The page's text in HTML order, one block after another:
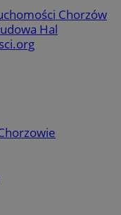
Chorzów
Hal